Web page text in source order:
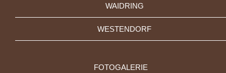
WAIDRING
WESTENDORF
FOTOGALERIE